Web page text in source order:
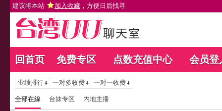
建议将本站 加入收藏 ，方便日后找寻
回首页 免费专区 点数充值中心 会员登
业绩排行 一对多收费 一对一收费
全部在線 台妹专区 內地主播